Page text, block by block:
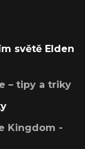
světě Elden
– tipy a triky
Kingdom -